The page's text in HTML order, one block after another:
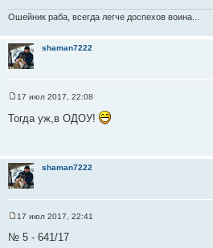
н
Ошейник раба, всегда легче доспехов воина...
shaman7222
о
н
и
е
17 июл 2017, 22:08
Тогда уж,в ОДОУ!
shaman7222
о
17 июл 2017, 22:41
№ 5 - 641/17